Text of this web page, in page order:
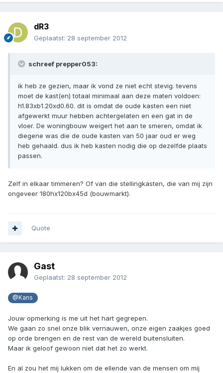
dR3
Geplaatst: 28 september 2012
schreef prepper053:
ik heb ze gezien, maar ik vond ze niet echt stevig. tevens
moet de kast(en) totaal minimaal aan deze maten voldoen:
h1.83xb1.20xd0.60. dit is omdat de oude kasten een niet
afgewerkt muur hebben achtergelaten en een gat in de
vloer. De woningbouw weigert het aan te smeren, omdat ik
diegene was die de oude kasten van 50 jaar oud er weg
heb gehaald. dus ik heb kasten nodig die op dezelfde plaats
passen.
Zelf in elkaar timmeren? Of van die stellingkasten, die van mij zijn
ongeveer 180hx120bx45d (bouwmarkt).
Quote
Gast
Geplaatst: 28 september 2012
@Kans
Jouw opmerking is me uit het hart gegrepen.
We gaan zo snel onze blik vernauwen, onze eigen zaakjes goed
op orde brengen en de rest van de wereld buitensluiten.
Maar ik geloof gewoon niet dat het zo werkt.
En al zou het mij lukken om de ellende van de mensen om mij